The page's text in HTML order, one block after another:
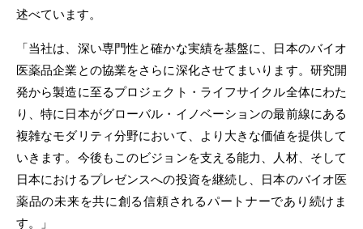
述べています。
「当社は、深い専門性と確かな実績を基盤に、日本のバイオ
医薬品企業との協業をさらに深化させてまいります。研究開
発から製造に至るプロジェクト・ライフサイクル全体にわた
り、特に日本がグローバル・イノベーションの最前線にある
複雑なモダリティ分野において、より大きな価値を提供して
いきます。今後もこのビジョンを支える能力、人材、そして
日本におけるプレゼンスへの投資を継続し、日本のバイオ医
薬品の未来を共に創る信頼されるパートナーであり続けま
す。」